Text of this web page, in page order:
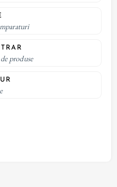
produse